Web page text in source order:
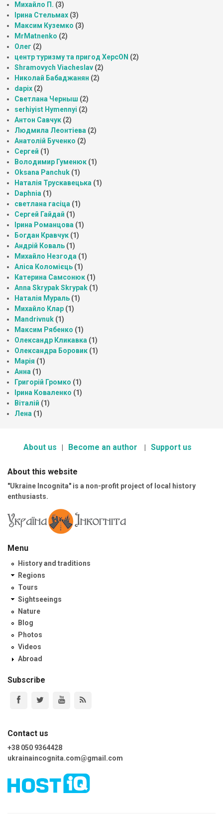
Михайло П. (3)
Ірина Стельмах (3)
Максим Куземко (3)
MrMatnenko (2)
Олег (2)
центр туризму та пригод ХерсON (2)
Shramovych Viacheslav (2)
Николай Бабаджанян (2)
dapix (2)
Светлана Черныш (2)
serhiyist Hymennyi (2)
Антон Савчук (2)
Людмила Леонтіева (2)
Анатолій Бученко (2)
Сергей (1)
Володимир Гуменюк (1)
Oksana Panchuk (1)
Наталія Трускавецька (1)
Daphnia (1)
светлана гасіца (1)
Сергей Гайдай (1)
Ірина Романцова (1)
Богдан Кравчук (1)
Андрій Коваль (1)
Михайло Незгода (1)
Аліса Коломієць (1)
Катерина Самсонюк (1)
Anna Skrypak Skrypak (1)
Наталія Мураль (1)
Михайло Клар (1)
Mandrivnuk (1)
Максим Рябенко (1)
Олександр Кликавка (1)
Олександра Боровик (1)
Марія (1)
Анна (1)
Григорій Громко (1)
Ірина Коваленко (1)
Віталій (1)
Лена (1)
About us Become an author Support us
About this website
"Ukraine Incognita" is a non-profit project of local history
enthusiasts.
Menu
History and traditions
Regions
Tours
Sightseeings
Nature
Blog
Photos
Videos
Abroad
Subscribe
Contact us
+38 050 9364428
ukrainaincognita.com@gmail.com